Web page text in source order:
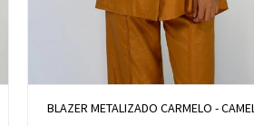
BLAZER METALIZADO CARMELO - CAMEL